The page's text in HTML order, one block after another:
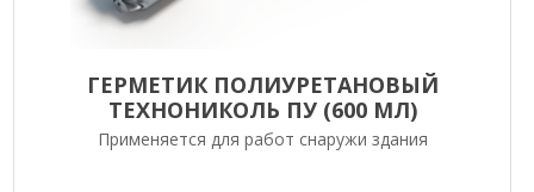
ГЕРМЕТИК ПОЛИУРЕТАНОВЫЙ
ТЕХНОНИКОЛЬ ПУ (600 МЛ)
Применяется для работ снаружи здания